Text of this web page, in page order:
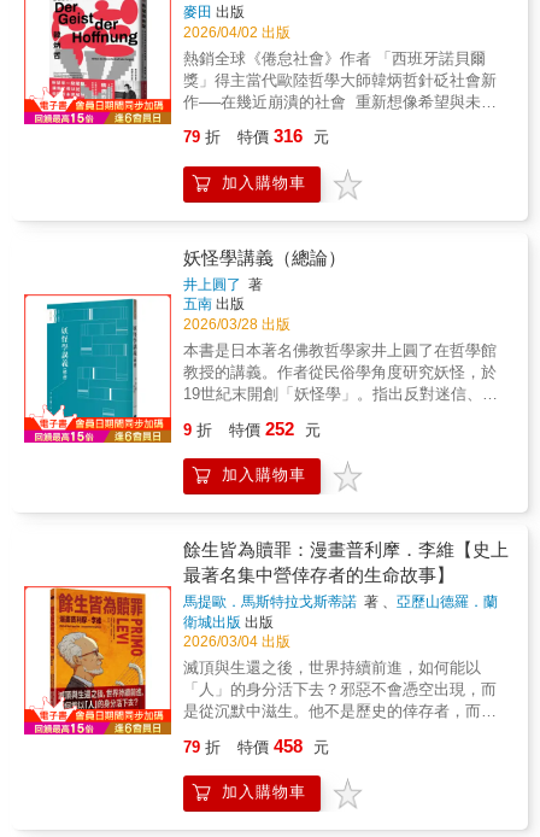
重新打造了我們的人生。我們當時不知道我們
尋求的安全伴隨著代價。我們不知道這個代價
會是一道鴻溝—我們將會站在這道鴻溝前，反
覆又反覆地哀悼我們失去的一切。本書特色
「透過激情又生動的散文式語言，英格麗德．
的祖先留下來的遺產，也就是同時團結又分裂
了她家族的算命及傳統醫療遺產。結果就是這
本混合了回憶錄及歷史的迷人作品，其中充滿
對文化及殖民主義的洞見，並提出了有關何謂
種判斷的根本性提問。《移動雲的人》是一部
絕美、扣人心弦又睿智的作品，也是一本值得
細細品味的書。」—美國國家圖書基金會
（National Book Foundation），評審評語（節
方向。在家庭，在職場，都是如此。如果你正
承擔一個早已耗盡你的角色，如果你在關係、
工作或人生裡，發現自己站得太前面了，也許
你會在書中的某一頁發現——原來自己是可以
坐下來，欣賞自己和他人。這本書，可以陪你
中或多或少摻雜著任務或利害的糾葛。（中
略）但世上唯一無雜質，呈現「純粹關係」到
極致的，或許唯有貓與人類的關係吧？（節錄
自第一章） 貓咪教會我們的，是「純粹存在」
的價值。 本書將探討這段歷史中的種種面向，
勾勒「貓與人類未來幸福」的藍圖。愛貓成癡
章「貓為何如此可愛？」 本章分析二○二一年
對四十八名愛貓人士的訪談，並運用某項研究
方法將貓的魅力歸納為七個要素。儘管只分析
獲得的回答相比，人與貓之間建立的「純粹關
係」這一特徵顯得更加明確。 第二章「我們從
貓咪咖啡廳得到了什麼？」 本章透過兼具興趣
與實用的觀察和訪談，分析動物咖啡廳，特別
是貓咪咖啡廳中，貓咪與顧客之間、以及顧客
彼此之間的互動。文中指出，近年來，收容領
養型的貓咪咖啡廳愈來愈多，這裡不只提供人
第三章「普通貓咪聚集的「貓島」，為什麼人
們專程造訪」 本章透過對知名貓島田代島的實
地考查，發現遊客在造訪貓島前，除了透過網
路先做功課，也會藉由「搭乘渡輪」等非日常
鏡」。但我們不應忽略這裡是一個重建困難、
面臨存亡危機村落的事實。 第四章「從貓的角
度閱讀《海螺小姐》&mdash;&mdash;貓從什
麼時候成為『家庭成員』？」 本章詳細閱讀長
谷川町子創作的七一九三篇漫畫《海螺小
姐》，並根據「貓所在的地點」、「貓造成的
困擾」以及「貓與動物醫療」等主題進行分
析，探討「貓的家庭化」從何時開始出現。研
究發現，其萌芽並非始於關於「家庭寵物」的
討論盛行的一九八○年代，而是在一九五○年代
後半就能看見蛛絲馬跡。 第五章「人與貓如何
互相理解？」 本章是從與自家貓咪的互動經驗
切入，探討人與貓之間形成的「互動秩序」。
其中提到與貓的溝通不需要言語，只要人類將
麥田 出版
2026/04/02 出版
熱銷全球《倦怠社會》作者 「西班牙諾貝爾
獎」得主當代歐陸哲學大師韓炳哲針砭社會新
作──在幾近崩潰的社會 重新想像希望與未來
來解放。◢◤台北藝術大學戲劇系兼任助理教
授 耿一偉──專文導讀 好哲凳（國家兩廳院自
製Podcast）、林予晞（演員）、紀金慶（臺灣
持人）、蔡慶樺（作家、德國思想研究者、外
交官）、鄭凱元（哲學新媒體創辦人、執行
長）、蕭育和（台灣思想文化協會理事）、鐘
穎（心理學作家、譯者）──各界齊聲讚嘆（依
姓氏筆畫排序）● 收錄德國當代藝術巨匠安塞
姆．基弗8幅創作，與韓炳哲哲思相互輝映● 他
的著作融合東西方哲學的傳統，以簡潔、直接
的方式傳遞嶄新觀點。──阿斯圖里亞斯王妃獎
評審團評語● 一本描寫希望本質的絕美著作。
論證，本書必定能鼓舞讀者心靈。──《出版人
週刊》▍ 內容簡介害怕孤獨、擔心被淘汰、無
法想望未來……當恐懼與焦慮成為日常，盼望
聚出「我們」，繼而帶來新的可能。從軍事衝
突、流行疫病，到生活各方面的競爭與壓力，
這個時代彌漫著種種伴隨「末日」而來的焦
慮。上至社會極化對立，下至個人生命從活著
萎縮成苟延殘喘的求生。當代最受矚目的德語
哲學家韓炳哲從神學、存在主義哲學、社會批
判理論的角度切入，在《希望與絕望》中指
出，深陷於這時代的焦慮恐懼，我們已然失去
韓炳哲認為「絕望愈深，盼望就會愈強烈。這
是盼望的辯證」。所謂盼望，是能夠確立定
位、連結社群，迎向未知。本書是韓炳哲其思
79 折 特價 316 元
加入購物車
妖怪學講義（總論）
井上圓了 著
五南 出版
2026/03/28 出版
本書是日本著名佛教哲學家井上圓了在哲學館
教授的講義。作者從民俗學角度研究妖怪，於
19世紀末開創「妖怪學」。指出反對迷信、建
心，則道德革新之功，實無可期」，必須祛人
心之迷妄，普及科學知識。蔡元培試圖透過譯
述《妖怪學講義錄（總論迷信與文化四書）》
報》。全書共分總論、理學、醫學、純正哲
學、心理學、宗教學、教育學與雜部八門。由
亞泉學館購印，後因該學館失火，本書譯稿原
有六冊，其中五冊均付之一炬，僅餘《總論》
一冊，由商務印書館於光緒三十二年(西元1906
年)八月印行。本書是僅餘的《總論》。
9 折 特價 252 元
加入購物車
餘生皆為贖罪：漫畫普利摩．李維【史上
最著名集中營倖存者的生命故事】
馬提歐．馬斯特拉戈斯蒂諾 著 、亞歷山德羅．蘭
加斯奇著
衛城出版 出版
2026/03/04 出版
滅頂與生還之後，世界持續前進，如何能以
「人」的身分活下去？邪惡不會憑空出現，而
是從沉默中滋生。他不是歷史的倖存者，而是
同學們還以為，參與過戰爭的人，必定英勇威
武、和超人一樣強壯。然而從集中營死裡逃生
的李維，不過是個衰老、步履蹣跚的老人──這
79 折 特價 458 元
加入購物車